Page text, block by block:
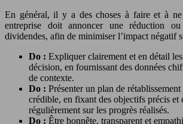
En général, il y a des choses à faire et à ne
entreprise doit annoncer une réduction
dividendes, afin de minimiser l’impact négatif
Do : Expliquer clairement et en détail
décision, en fournissant des données
de contexte.
Do : Présenter un plan de
crédible, en fixant des objectifs précis et
régulièrement sur les progrès réalisés.
Do : Être honnête, transparent et